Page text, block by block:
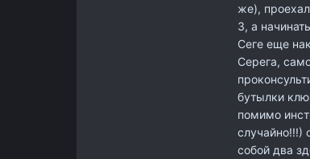
же),
3, а
Сеге еще
Серега,
бутылки
помимо
случайно!!!)
собой два